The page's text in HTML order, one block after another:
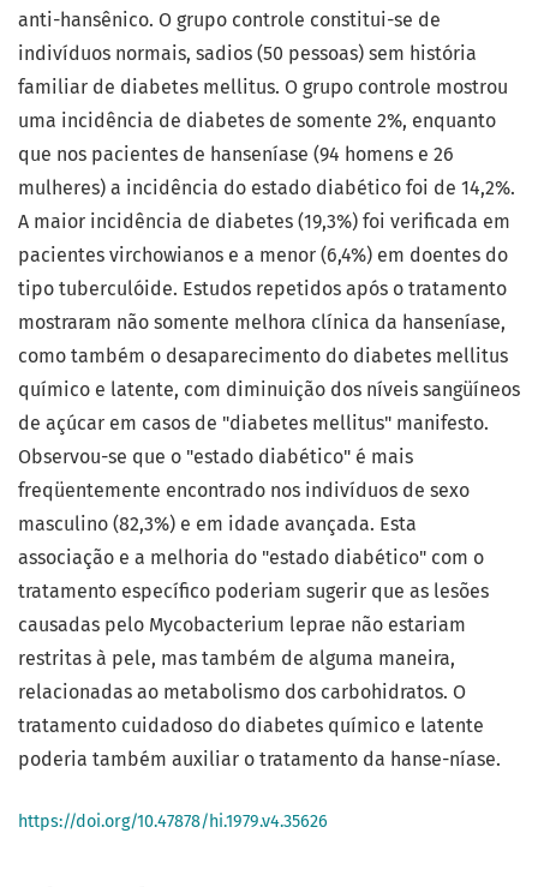
anti-hansênico. O grupo controle constitui-se de
indivíduos normais, sadios (50 pessoas) sem história
familiar de diabetes mellitus. O grupo controle mostrou
uma incidência de diabetes de somente 2%, enquanto
que nos pacientes de hanseníase (94 homens e 26
mulheres) a incidência do estado diabético foi de 14,2%.
A maior incidência de diabetes (19,3%) foi verificada em
pacientes virchowianos e a menor (6,4%) em doentes do
tipo tuberculóide. Estudos repetidos após o tratamento
mostraram não somente melhora clínica da hanseníase,
como também o desaparecimento do diabetes mellitus
químico e latente, com diminuição dos níveis sangüíneos
de açúcar em casos de "diabetes mellitus" manifesto.
Observou-se que o "estado diabético" é mais
freqüentemente encontrado nos indivíduos de sexo
masculino (82,3%) e em idade avançada. Esta
associação e a melhoria do "estado diabético" com o
tratamento específico poderiam sugerir que as lesões
causadas pelo Mycobacterium leprae não estariam
restritas à pele, mas também de alguma maneira,
relacionadas ao metabolismo dos carbohidratos. O
tratamento cuidadoso do diabetes químico e latente
poderia também auxiliar o tratamento da hanse-níase.
https://doi.org/10.47878/hi.1979.v4.35626